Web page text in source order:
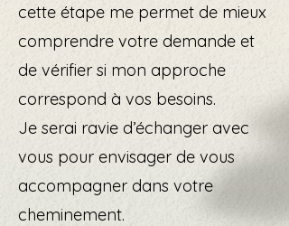
cette étape me permet de mieux
comprendre votre demande et
de vérifier si mon approche
correspond à vos besoins.
Je serai ravie d’échanger avec
vous pour envisager de vous
accompagner dans votre
cheminement.